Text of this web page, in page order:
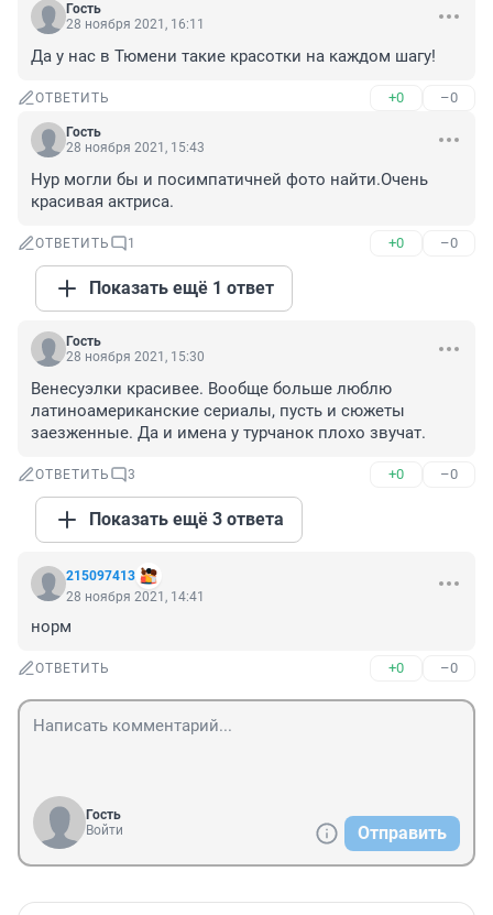
Гость
28 ноября 2021, 16:11
Да у нас в Тюмени такие красотки на каждом шагу!
ОТВЕТИТЬ +0 –0
Гость
28 ноября 2021, 15:43
Нур могли бы и посимпатичней фото найти.Очень
красивая актриса.
ОТВЕТИТЬ 1 +0 –0
Показать ещё 1 ответ
Гость
28 ноября 2021, 15:30
Венесуэлки красивее. Вообще больше люблю
латиноамериканские сериалы, пусть и сюжеты
заезженные. Да и имена у турчанок плохо звучат.
ОТВЕТИТЬ 3 +0 –0
Показать ещё 3 ответа
215097413
28 ноября 2021, 14:41
норм
ОТВЕТИТЬ +0 –0
Гость
Войти
Отправить